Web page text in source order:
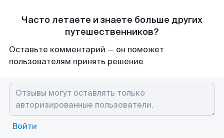
Часто летаете и знаете больше других
путешественников?
Оставьте комментарий — он поможет
пользователям принять решение
Войти